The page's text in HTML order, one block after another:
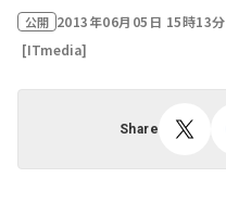
公開 2013年06月05日 15時13分
[ITmedia]
Share